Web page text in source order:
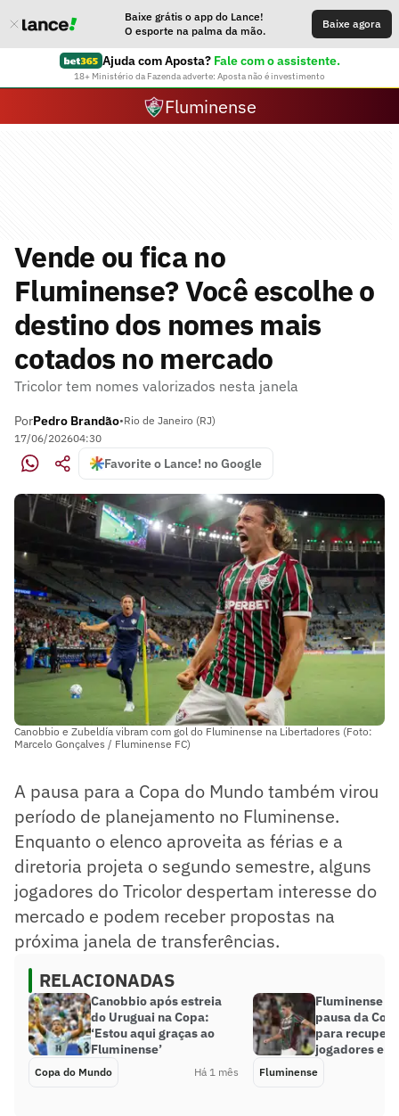
Baixe grátis o app do Lance!
O esporte na palma da mão.
Baixe agora
Ajuda com Aposta? Fale com o assistente.
18+ Ministério da Fazenda adverte: Aposta não é investimento
Fluminense
Vende ou fica no
Fluminense? Você escolhe o
destino dos nomes mais
cotados no mercado
Tricolor tem nomes valorizados nesta janela
PorPedro Brandão•Rio de Janeiro (RJ)
17/06/202604:30
Favorite o Lance! no Google
Canobbio e Zubeldía vibram com gol do Fluminense na Libertadores (Foto:
Marcelo Gonçalves / Fluminense FC)
A pausa para a Copa do Mundo também virou
período de planejamento no Fluminense.
Enquanto o elenco aproveita as férias e a
diretoria projeta o segundo semestre, alguns
jogadores do Tricolor despertam interesse do
mercado e podem receber propostas na
próxima janela de transferências.
RELACIONADAS
Canobbio após estreia
do Uruguai na Copa:
‘Estou aqui graças ao
Fluminense’
Copa do Mundo Há 1 mês
Fluminense
pausa da
para
jogadores em
Fluminense